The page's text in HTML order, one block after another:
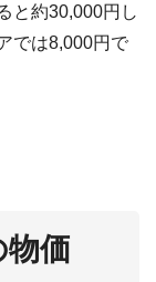
と約30,000円し
では8,000円で
物価